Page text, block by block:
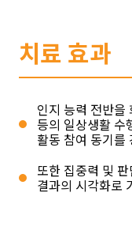
치료 효과
인지 능력 전반을
등의 일상생활 수
활동 참여 동기를
또한 집중력 및
결과의 시각화로